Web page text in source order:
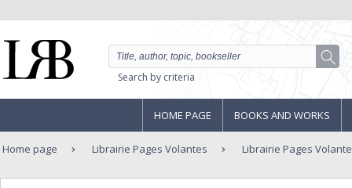
Search by criteria
HOME PAGE BOOKS AND WORKS
Home page Librairie Pages Volantes Librairie Pages